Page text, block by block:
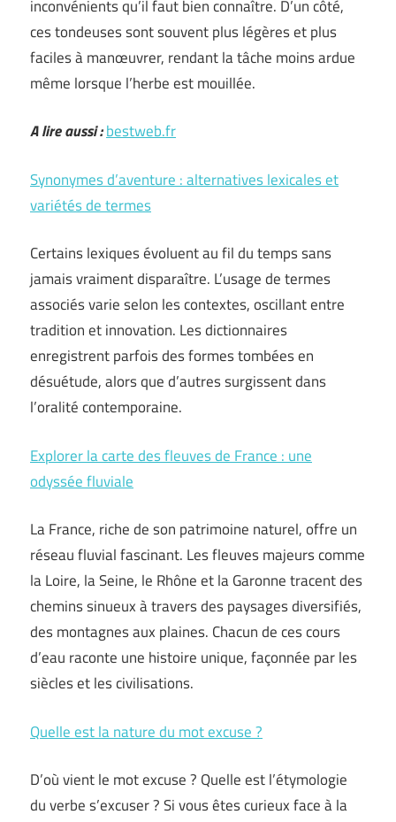
inconvénients qu’il faut bien connaître. D’un côté,
ces tondeuses sont souvent plus légères et plus
faciles à manœuvrer, rendant la tâche moins ardue
même lorsque l’herbe est mouillée.
A lire aussi :bestweb.fr
Synonymes d’aventure : alternatives lexicales et
variétés de termes
Certains lexiques évoluent au fil du temps sans
jamais vraiment disparaître. L’usage de termes
associés varie selon les contextes, oscillant entre
tradition et innovation. Les dictionnaires
enregistrent parfois des formes tombées en
désuétude, alors que d’autres surgissent dans
l’oralité contemporaine.
Explorer la carte des fleuves de France : une
odyssée fluviale
La France, riche de son patrimoine naturel, offre un
réseau fluvial fascinant. Les fleuves majeurs comme
la Loire, la Seine, le Rhône et la Garonne tracent des
chemins sinueux à travers des paysages diversifiés,
des montagnes aux plaines. Chacun de ces cours
d’eau raconte une histoire unique, façonnée par les
siècles et les civilisations.
Quelle est la nature du mot excuse ?
D’où vient le mot excuse ? Quelle est l’étymologie
du verbe s’excuser ? Si vous êtes curieux face à la